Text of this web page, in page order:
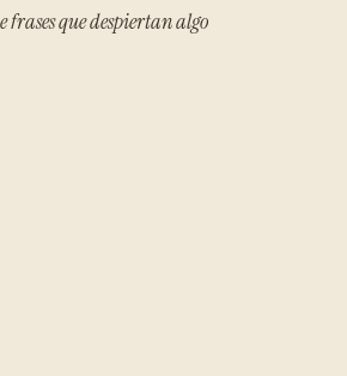
frases que despiertan algo